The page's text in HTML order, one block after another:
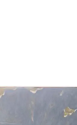
HANS SEILER
BIOGRAPHIE